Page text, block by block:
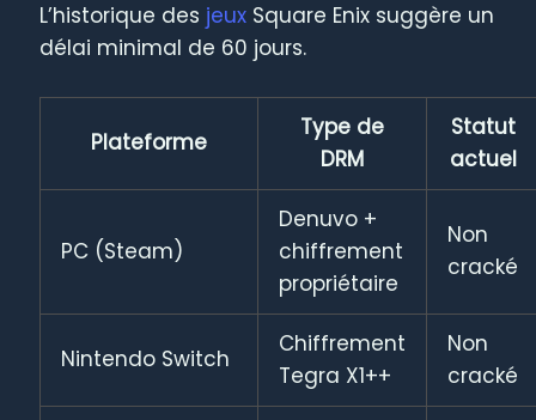
L’historique des jeux Square Enix suggère un
délai minimal de 60 jours.
Plateforme
Type de
DRM
Statut
actuel
PC (Steam)
Denuvo +
chiffrement
propriétaire
Non
cracké
Nintendo Switch
Chiffrement
Tegra X1++
Non
cracké